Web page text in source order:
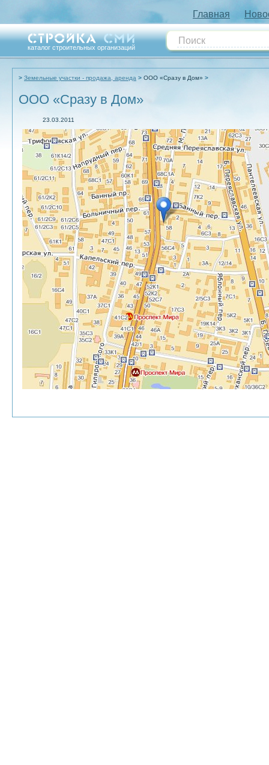
Главная
каталог строительных организаций
Земельные участки - продажа, аренда ООО «Сразу в Дом»
ООО «Сразу в Дом»
23.03.2011